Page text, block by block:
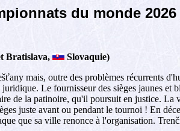
du monde
Bratislava,
Slovaquie)
mais, outre des problèmes récurrents
Le fournisseur des sièges jaunes et
de la patinoire, qu'il poursuit en justice. La
juste avant ou pendant le tournoi ! En
que sa ville renonce à l'organisation.